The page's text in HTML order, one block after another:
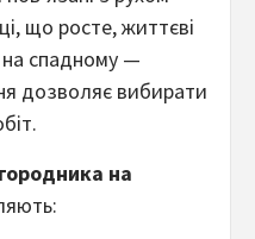
що росте, життєві
на спадному —
дозволяє вибирати
на